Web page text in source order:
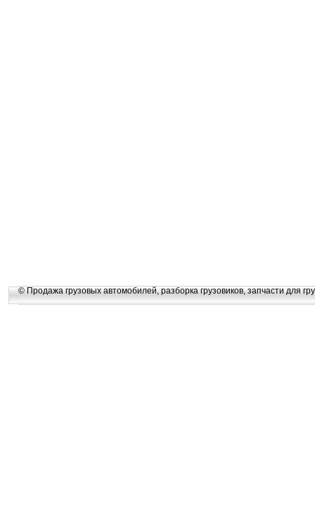
© Продажа грузовых автомобилей, разборка грузовиков, запчасти для